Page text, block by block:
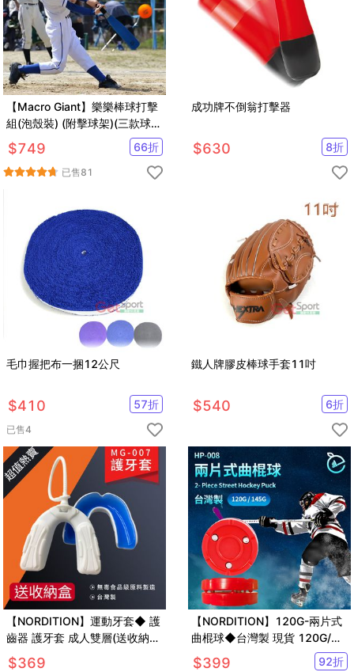
【Macro Giant】樂樂棒球打擊
組(泡殼裝) (附擊球架)(三款球棒
可選)
$749 66折
已售81
成功牌不倒翁打擊器
$630 8折
毛巾握把布一捆12公尺
$410 57折
已售4
鐵人牌膠皮棒球手套11吋
$540 6折
【NORDITION】運動牙套◆ 護
齒器 護牙套 成人雙層(送收納
盒) 附牙套繩 台灣製 曲棍球專
$369
【NORDITION】120G-兩片式
曲棍球◆台灣製 現貨 120G/
145G控球 打擊 冰球 球餅 陸上
$399 92折